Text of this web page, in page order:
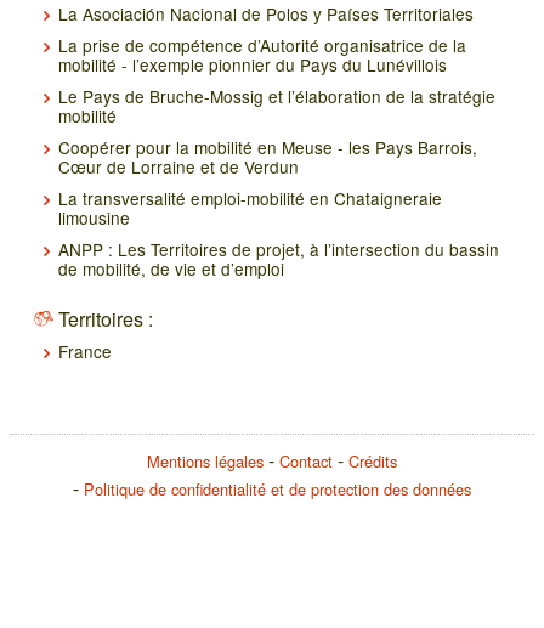
La Asociación Nacional de Polos y Países Territoriales
La prise de compétence d’Autorité organisatrice de la
mobilité - l’exemple pionnier du Pays du Lunévillois
Le Pays de Bruche-Mossig et l’élaboration de la stratégie
mobilité
Coopérer pour la mobilité en Meuse - les Pays Barrois,
Cœur de Lorraine et de Verdun
La transversalité emploi-mobilité en Chataigneraie
limousine
ANPP : Les Territoires de projet, à l’intersection du bassin
de mobilité, de vie et d’emploi
Territoires :
France
Mentions légales Contact
Crédits
Politique de confidentialité et de protection des données